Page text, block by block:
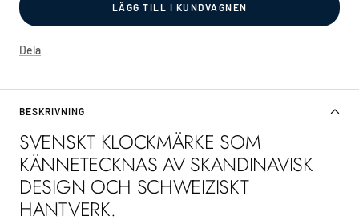
LÄGG TILL I KUNDVAGNEN
Dela
BESKRIVNING
SVENSKT KLOCKMÄRKE SOM
KÄNNETECKNAS AV SKANDINAVISK
DESIGN OCH SCHWEIZISKT
HANTVERK.